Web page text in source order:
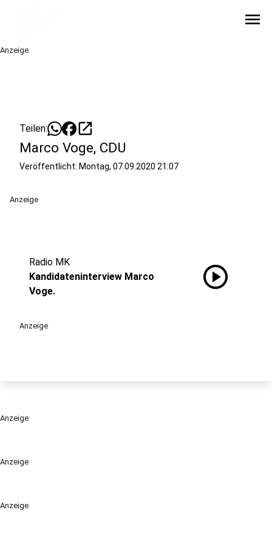
menu
Anzeige
Anzeige
Anzeige
Teilen: open_in_new
Marco Voge, CDU
Veröffentlicht: Montag, 07.09.2020 21:07
Anzeige
Radio MK
Kandidateninterview Marco
Voge.
play_circle
Anzeige
Anzeige